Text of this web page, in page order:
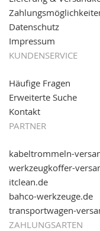
reinschauen...
Datenschutz
Impressum
KUNDENSERVICE
Häufige Fragen
Erweiterte Suche
Kontakt
PARTNER
kabeltrommeln-
werkzeugkoffer-
itclean.de
bahco-werkzeuge.de
transportwagen-
ZAHLUNGSARTEN